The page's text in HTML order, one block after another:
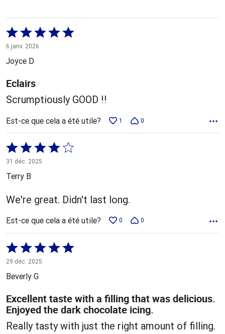
Coté
5 sur
5
6 janv. 2026
Joyce D
Eclairs
Scrumptiously GOOD !!
Est-ce que cela a été utile? 1 0
Coté
4 sur
5
31 déc. 2025
Terry B
We're great. Didn't last long.
Est-ce que cela a été utile? 0 0
Coté
5 sur
5
29 déc. 2025
Beverly G
Excellent taste with a filling that was delicious.
Enjoyed the dark chocolate icing.
Really tasty with just the right amount of filling.